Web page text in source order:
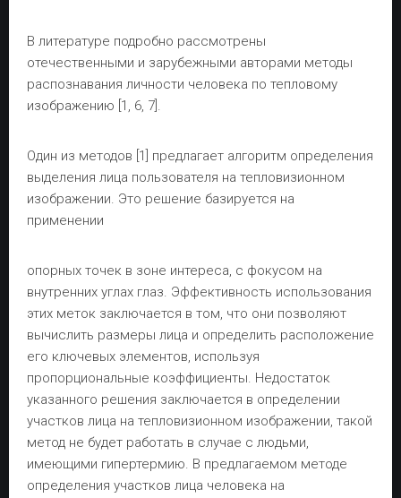
В литературе подробно рассмотрены
отечественными и зарубежными авторами методы
распознавания личности человека по тепловому
изображению [1, 6, 7].
Один из методов [1] предлагает алгоритм определения
выделения лица пользователя на тепловизионном
изображении. Это решение базируется на
применении
опорных точек в зоне интереса, с фокусом на
внутренних углах глаз. Эффективность использования
этих меток заключается в том, что они позволяют
вычислить размеры лица и определить расположение
его ключевых элементов, используя
пропорциональные коэффициенты. Недостаток
указанного решения заключается в определении
участков лица на тепловизионном изображении, такой
метод не будет работать в случае с людьми,
имеющими гипертермию. В предлагаемом методе
определения участков лица человека на